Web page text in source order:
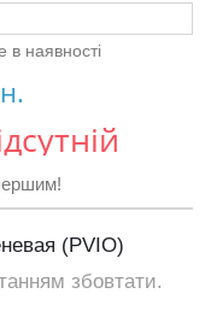
в наявності
(PVIO)
збовтати.